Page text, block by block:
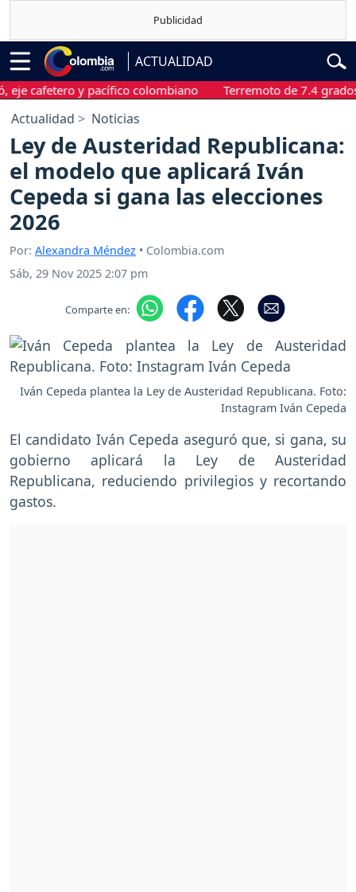
ACTUALIDAD
y pacífico colombiano Terremoto de 7.4 grados
Actualidad Noticias
Ley de Austeridad Republicana:
el modelo que aplicará Iván
Cepeda si gana las elecciones
2026
Por: Alexandra Méndez • Colombia.com
Sáb, 29 Nov 2025 2:07 pm
Comparte en:
Iván Cepeda plantea la Ley de Austeridad Republicana. Foto:
Instagram Iván Cepeda
El candidato Iván Cepeda aseguró que, si gana, su
gobierno aplicará la Ley de Austeridad
Republicana, reduciendo privilegios y recortando
gastos.